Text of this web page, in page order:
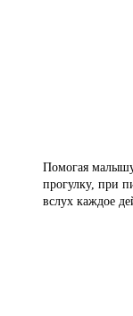
Помогая
прогулку, при
вслух каждое